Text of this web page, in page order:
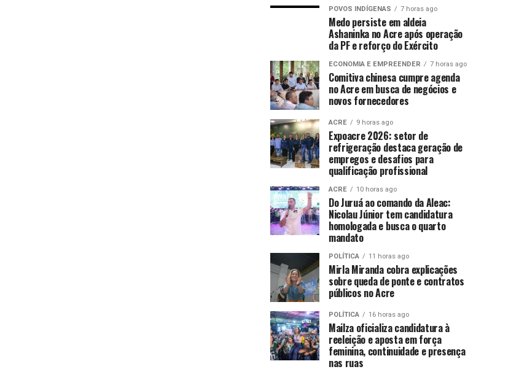
POVOS INDÍGENAS 7 horas ago
Medo persiste em aldeia
Ashaninka no Acre após operação
da PF e reforço do Exército
ECONOMIA E EMPREENDER 7 horas ago
Comitiva chinesa cumpre agenda
no Acre em busca de negócios e
novos fornecedores
ACRE 9 horas ago
Expoacre 2026: setor de
refrigeração destaca geração de
empregos e desafios para
qualificação profissional
ACRE 10 horas ago
Do Juruá ao comando da Aleac:
Nicolau Júnior tem candidatura
homologada e busca o quarto
mandato
POLÍTICA 11 horas ago
Mirla Miranda cobra explicações
sobre queda de ponte e contratos
públicos no Acre
POLÍTICA 16 horas ago
Mailza oficializa candidatura à
reeleição e aposta em força
feminina, continuidade e presença
nas ruas